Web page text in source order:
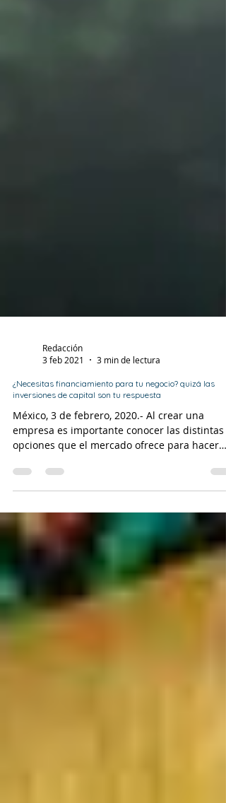
3 feb 2021
3 min de lectura
¿Necesitas financiamiento para tu negocio? quizá las
inversiones de capital son tu respuesta
México, 3 de febrero, 2020.- Al crear una
opciones que el mercado ofrece para hacer
crecer...